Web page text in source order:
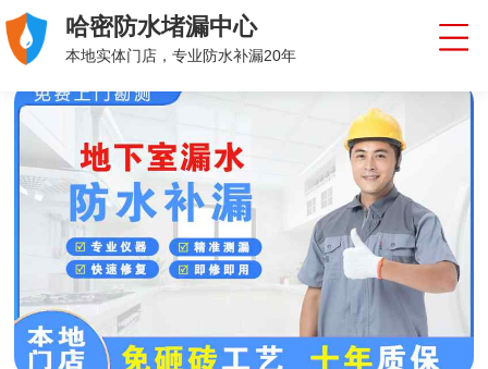
哈密防水堵漏中心
本地实体门店，专业防水补漏20年